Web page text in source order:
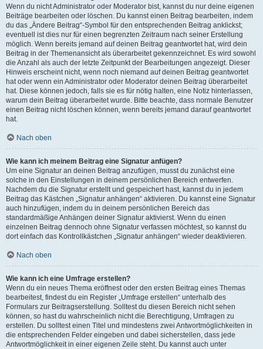
Wenn du nicht Administrator oder Moderator bist, kannst du nur deine eigenen
Beiträge bearbeiten oder löschen. Du kannst einen Beitrag bearbeiten, indem
du das „Ändere Beitrag“-Symbol für den entsprechenden Beitrag anklickst;
eventuell ist dies nur für einen begrenzten Zeitraum nach seiner Erstellung
möglich. Wenn bereits jemand auf deinen Beitrag geantwortet hat, wird dein
Beitrag in der Themenansicht als überarbeitet gekennzeichnet. Es wird sowohl
die Anzahl als auch der letzte Zeitpunkt der Bearbeitungen angezeigt. Dieser
Hinweis erscheint nicht, wenn noch niemand auf deinen Beitrag geantwortet
hat oder wenn ein Administrator oder Moderator deinen Beitrag überarbeitet
hat. Diese können jedoch, falls sie es für nötig halten, eine Notiz hinterlassen,
warum dein Beitrag überarbeitet wurde. Bitte beachte, dass normale Benutzer
einen Beitrag nicht löschen können, wenn bereits jemand darauf geantwortet
hat.
Nach oben
Wie kann ich meinem Beitrag eine Signatur anfügen?
Um eine Signatur an deinen Beitrag anzufügen, musst du zunächst eine
solche in den Einstellungen in deinem persönlichen Bereich entwerfen.
Nachdem du die Signatur erstellt und gespeichert hast, kannst du in jedem
Beitrag das Kästchen „Signatur anhängen“ aktivieren. Du kannst eine Signatur
auch hinzufügen, indem du in deinem persönlichen Bereich das
standardmäßige Anhängen deiner Signatur aktivierst. Wenn du einen
einzelnen Beitrag dennoch ohne Signatur verfassen möchtest, so kannst du
dort einfach das Kontrollkästchen „Signatur anhängen“ wieder deaktivieren.
Nach oben
Wie kann ich eine Umfrage erstellen?
Wenn du ein neues Thema eröffnest oder den ersten Beitrag eines Themas
bearbeitest, findest du ein Register „Umfrage erstellen“ unterhalb des
Formulars zur Beitragserstellung. Solltest du diesen Bereich nicht sehen
können, so hast du wahrscheinlich nicht die Berechtigung, Umfragen zu
erstellen. Du solltest einen Titel und mindestens zwei Antwortmöglichkeiten in
die entsprechenden Felder eingeben und dabei sicherstellen, dass jede
Antwortmöglichkeit in einer eigenen Zeile steht. Du kannst auch unter